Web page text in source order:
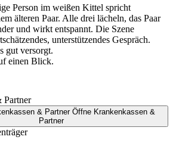
gut versorgt.
einen Blick.
Partner
& Partner Öffne Krankenkassen &
Partner